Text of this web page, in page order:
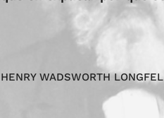
HENRY WADSWORTH